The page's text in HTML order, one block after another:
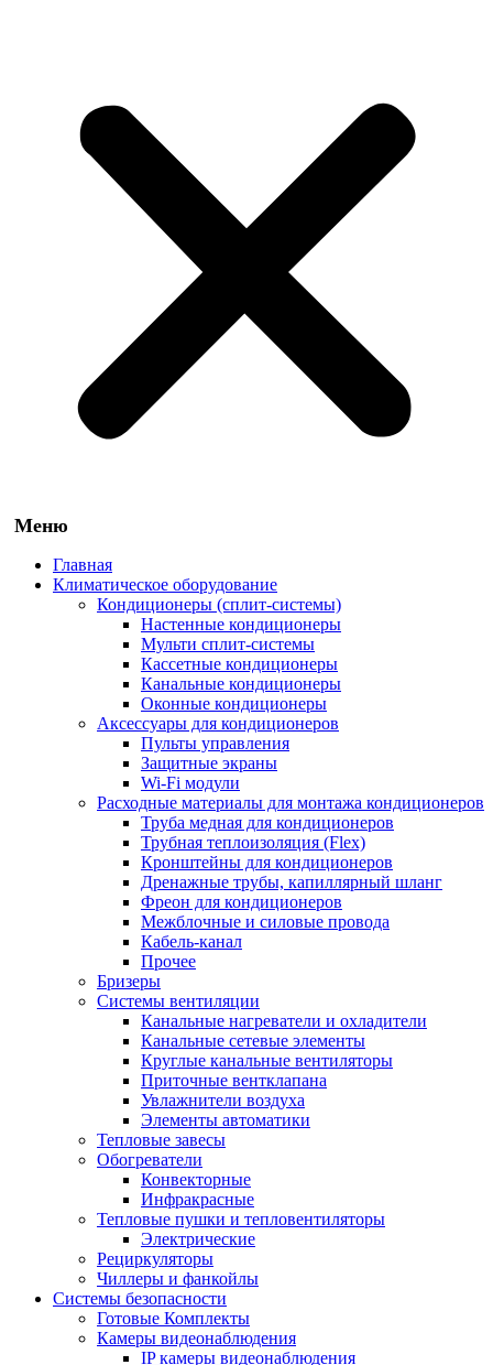
Главная
Климатическое оборудование
Кондиционеры (сплит-системы)
Настенные кондиционеры
Мульти сплит-системы
Кассетные кондиционеры
Канальные кондиционеры
Оконные кондиционеры
Аксессуары для кондиционеров
Пульты управления
Защитные экраны
Wi-Fi модули
Расходные материалы для монтажа кондиционеров
Труба медная для кондиционеров
Трубная теплоизоляция (Flex)
Кронштейны для кондиционеров
Дренажные трубы, капиллярный шланг
Фреон для кондиционеров
Межблочные и силовые провода
Кабель-канал
Прочее
Бризеры
Системы вентиляции
Канальные нагреватели и охладители
Канальные сетевые элементы
Круглые канальные вентиляторы
Приточные вентклапана
Увлажнители воздуха
Элементы автоматики
Тепловые завесы
Обогреватели
Конвекторные
Инфракрасные
Тепловые пушки и тепловентиляторы
Электрические
Рециркуляторы
Чиллеры и фанкойлы
Системы безопасности
Готовые Комплекты
Камеры видеонаблюдения
IP камеры видеонаблюдения